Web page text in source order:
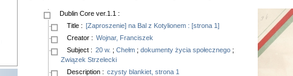
Dublin Core ver.1.1 :
Title : [Zaproszenie] na Bal z Kotylionem : [strona 1]
Creator : Wojnar, Franciszek
Subject : 20 w. ; Chełm; dokumenty życia społecznego;
Związek Strzelecki
Description : czysty blankiet, strona 1